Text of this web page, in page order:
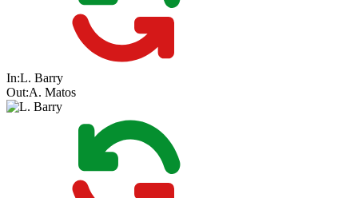
In:L. Barry
Out:A. Matos